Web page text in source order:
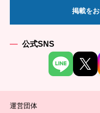
掲載を
公式SNS
運営団体